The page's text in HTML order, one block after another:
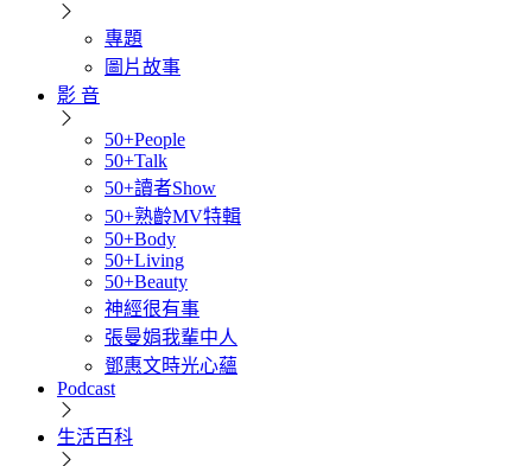
專題
圖片故事
影 音
50+People
50+Talk
50+讀者Show
50+熟齡MV特輯
50+Body
50+Living
50+Beauty
神經很有事
張曼娟我輩中人
鄧惠文時光心蘊
Podcast
生活百科